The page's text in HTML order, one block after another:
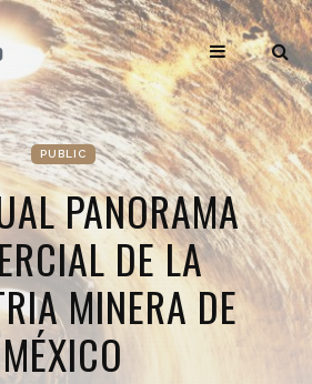
PUBLIC
PANORAMA
DE LA
MINERA DE
MÉXICO